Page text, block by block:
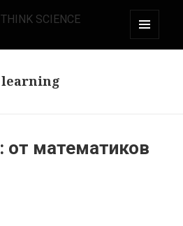
THINK SCIENCE
от математиков